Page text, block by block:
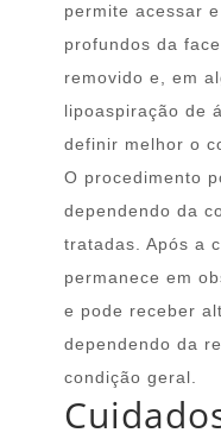
permite acessar
profundos da
removido e, em
lipoaspiração de
definir melhor o
O procedimento
dependendo da
tratadas. Após a
permanece em
e pode receber
dependendo da
condição geral.